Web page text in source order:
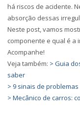
há riscos de acidente.
absorção dessas
Neste post, vamos
componente e qual é a
Acompanhe!
Veja também: > Guia
saber
> 9 sinais de
> Mecânico de carros: